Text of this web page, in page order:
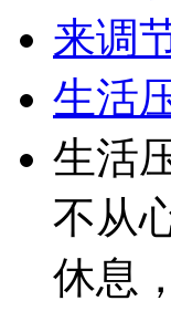
生活
生活
不从
休息